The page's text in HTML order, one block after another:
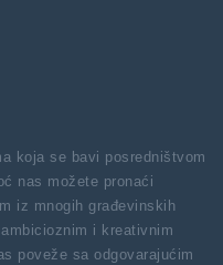
koja se bavi posredništvom
nas možete pronaći
iz mnogih građevinskih
i kreativnim
poveže sa odgovarajućim